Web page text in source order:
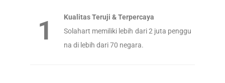
1
Kualitas Teruji & Terpercaya
Solahart memiliki lebih dari 2 juta penggu
na di lebih dari 70 negara.